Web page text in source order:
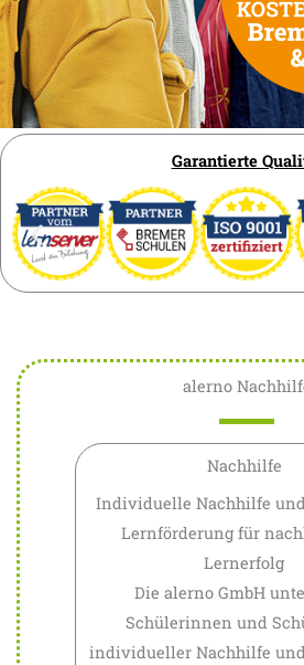
Garantierte
alerno
Nachhilfe
Individuelle Nachhilfe
Lernförderung für
Lernerfolg
Die alerno GmbH
Schülerinnen und
individueller Nachhilfe